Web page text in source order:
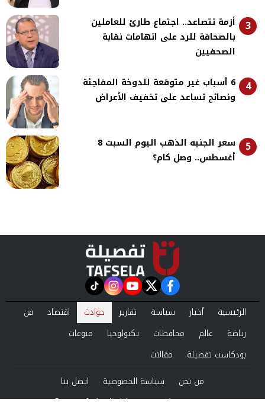
3
أزمة تتصاعد.. اجتماع طارئ للعاملين
بالصحافة للرد على اتهامات نقابة
الصحفيين
4
6 أسباب غير متوقعة للدوخة المفاجئة
ونصائح تساعد على تخفيف الأعراض
5
سعر الجنيه الذهب اليوم السبت 8
أغسطس.. وصل كام؟
facebook
twitter
youtube
instagram
tiktok
الرئيسية أخبار سياسة تقارير حوادث اقتصاد
فن
رياضة
عالم محافظات تكنولوجيا
منوعات
بودكاست تفصيلة
مقالات
من نحن
سياسة الخصوصية اتصل بنا
©2024 tafsela All Rights Reserved.